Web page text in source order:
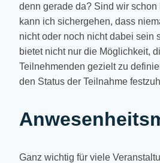
denn gerade da? Sind wir
kann ich sichergehen, dass
nicht oder noch nicht dabei sein
bietet nicht nur die Möglichkeit,
Teilnehmenden gezielt zu
den Status der Teilnahme
Ganz wichtig für viele